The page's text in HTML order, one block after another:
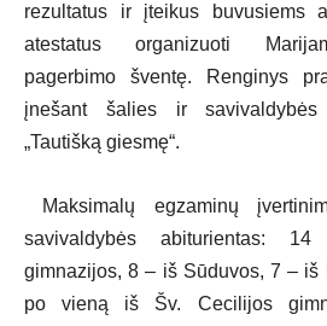
rezultatus ir įteikus buvusiems
atestatus organizuoti
pagerbimo šventę. Renginys
įnešant šalies ir savivaldybės
„Tautišką giesmę“.
Maksimalų egzaminų
savivaldybės abiturientas:
gimnazijos, 8 – iš Sūduvos, 7 – iš
po vieną iš Šv. Cecilijos